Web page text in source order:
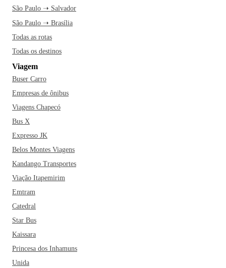
São Paulo ➝ Salvador
São Paulo ➝ Brasília
Todas as rotas
Todas os destinos
Viagem
Buser Carro
Empresas de ônibus
Viagens Chapecó
Bus X
Expresso JK
Belos Montes Viagens
Kandango Transportes
Viação Itapemirim
Emtram
Catedral
Star Bus
Kaissara
Princesa dos Inhamuns
Unida